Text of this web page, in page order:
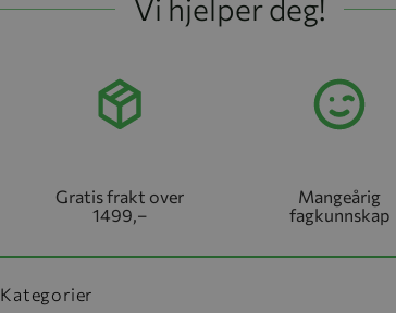
Vi hjelper deg!
Gratis frakt over
1499,–
Mangeårig
fagkunnskap
Kategorier